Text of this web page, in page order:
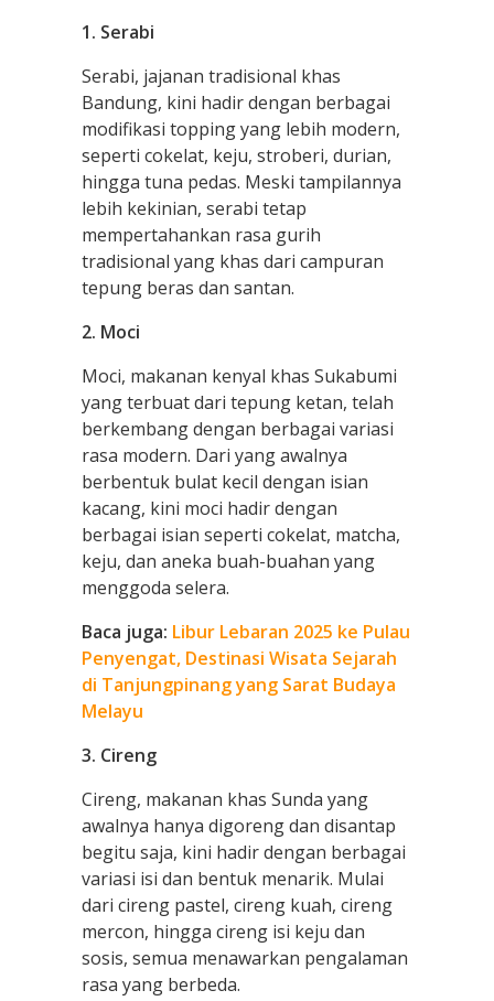
1. Serabi
Serabi, jajanan tradisional khas
Bandung, kini hadir dengan berbagai
modifikasi topping yang lebih modern,
seperti cokelat, keju, stroberi, durian,
hingga tuna pedas. Meski tampilannya
lebih kekinian, serabi tetap
mempertahankan rasa gurih
tradisional yang khas dari campuran
tepung beras dan santan.
2. Moci
Moci, makanan kenyal khas Sukabumi
yang terbuat dari tepung ketan, telah
berkembang dengan berbagai variasi
rasa modern. Dari yang awalnya
berbentuk bulat kecil dengan isian
kacang, kini moci hadir dengan
berbagai isian seperti cokelat, matcha,
keju, dan aneka buah-buahan yang
menggoda selera.
Baca juga: Libur Lebaran 2025 ke Pulau
Penyengat, Destinasi Wisata Sejarah
di Tanjungpinang yang Sarat Budaya
Melayu
3. Cireng
Cireng, makanan khas Sunda yang
awalnya hanya digoreng dan disantap
begitu saja, kini hadir dengan berbagai
variasi isi dan bentuk menarik. Mulai
dari cireng pastel, cireng kuah, cireng
mercon, hingga cireng isi keju dan
sosis, semua menawarkan pengalaman
rasa yang berbeda.